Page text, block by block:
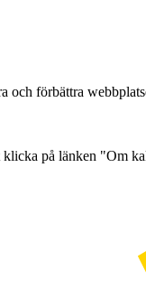
och förbättra
på länken "Om